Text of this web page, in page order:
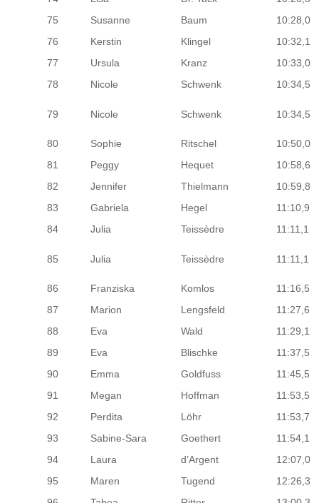
75
Susanne Baum
10:28,0
76
Kerstin Klingel
10:32,1
77
Ursula Kranz
10:33,0
78
Nicole Schwenk 10:34,5
79 Nicole Schwenk 10:34,5
80 Sophie Ritschel
10:50,0
81
Peggy Hequet
10:58,6
82
Jennifer Thielmann
10:59,8
83
Gabriela Hegel
11:10,9
84
Julia Teissèdre 11:11,1
85 Julia Teissèdre 11:11,1
86 Franziska Komlos
11:16,5
87
Marion Lengsfeld
11:27,6
88
Eva Wald
11:29,1
89
Eva Blischke
11:37,5
90
Emma Goldfuss
11:45,5
91
Megan Hoffman
11:53,5
92
Perdita Löhr
11:53,7
93
Sabine-Sara Goethert
11:54,1
94
Laura d’Argent
12:07,0
95
Maren Tugend
12:26,3